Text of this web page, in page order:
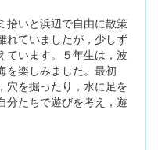
拾いと浜辺で自由に散策
れていましたが，少しず
ています。５年生は，波
を楽しみました。最初
穴を掘ったり，水に足を
分たちで遊びを考え，遊